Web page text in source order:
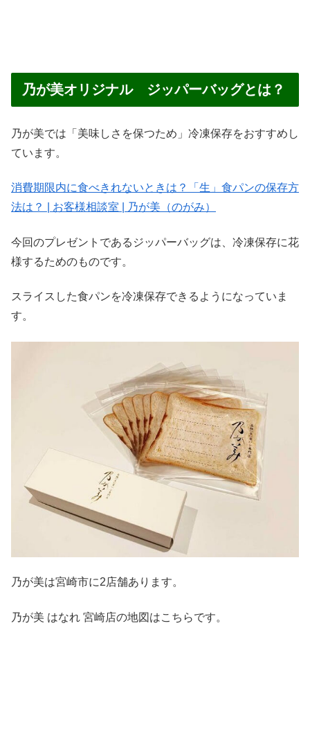
乃が美オリジナル ジッパーバッグとは？
乃が美では「美味しさを保つため」冷凍保存をおすすめし
ています。
消費期限内に食べきれないときは？「生」食パンの保存方
法は？ | お客様相談室 | 乃が美（のがみ）
今回のプレゼントであるジッパーバッグは、冷凍保存に花
様するためのものです。
スライスした食パンを冷凍保存できるようになっていま
す。
乃が美は宮崎市に2店舗あります。
乃が美 はなれ 宮崎店の地図はこちらです。